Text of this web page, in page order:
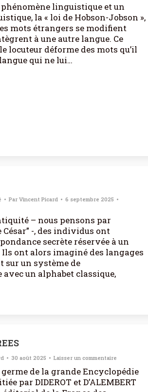
phénomène linguistique et un
la « loi de Hobson-Jobson »,
mots étrangers se modifient
à une autre langue. Ce
locuteur déforme des mots qu’il
qui ne lui…
ParVincent Picard
6 septembre 2025
– nous pensons par
-, des individus ont
secrète réservée à un
ont alors imaginé des langages
sur un système de
avec un alphabet classique,
30 août 2025 Laisser un commentaire
de la grande Encyclopédie
par DIDEROT et D’ALEMBERT